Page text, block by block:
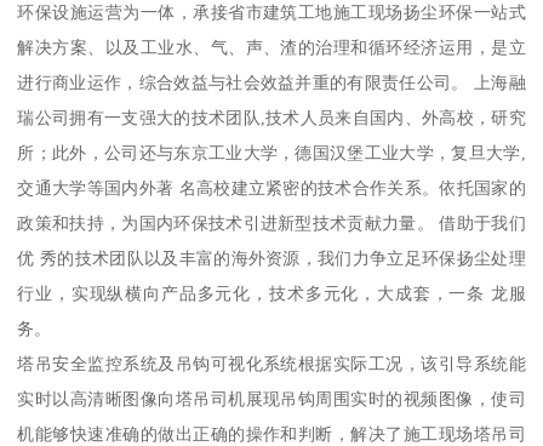
环保设施运营为一体，承接省市建筑工地施工现场扬尘环保一站式
解决方案、以及工业水、气、声、渣的治理和循环经济运用，是立
进行商业运作，综合效益与社会效益并重的有限责任公司。 上海融
瑞公司拥有一支强大的技术团队,技术人员来自国内、外高校，研究
所；此外，公司还与东京工业大学，德国汉堡工业大学，复旦大学,
交通大学等国内外著 名高校建立紧密的技术合作关系。依托国家的
政策和扶持，为国内环保技术引进新型技术贡献力量。 借助于我们
优 秀的技术团队以及丰富的海外资源，我们力争立足环保扬尘处理
行业，实现纵横向产品多元化，技术多元化，大成套，一条 龙服
务。
塔吊安全监控系统及吊钩可视化系统根据实际工况，该引导系统能
实时以高清晰图像向塔吊司机展现吊钩周围实时的视频图像，使司
机能够快速准确的做出正确的操作和判断，解决了施工现场塔吊司